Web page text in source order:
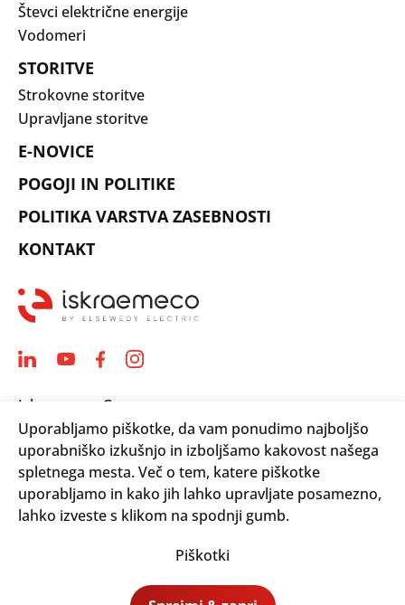
Števci električne energije
Vodomeri
STORITVE
Strokovne storitve
Upravljane storitve
E-NOVICE
POGOJI IN POLITIKE
POLITIKA VARSTVA ZASEBNOSTI
KONTAKT
Iskraemeco Group
Savska loka 4
4000 Kranj, Slovenija
Telephone: +(386) 4 206 4000
Email: info@iskraemeco.com
Uporabljamo piškotke, da vam ponudimo najboljšo
uporabniško izkušnjo in izboljšamo kakovost našega
spletnega mesta. Več o tem, katere piškotke
uporabljamo in kako jih lahko upravljate posamezno,
lahko izveste s klikom na spodnji gumb.
Piškotki